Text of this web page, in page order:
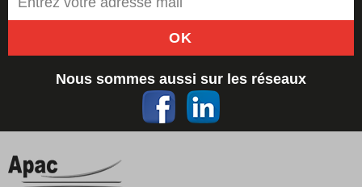
OK
Nous sommes aussi sur les réseaux